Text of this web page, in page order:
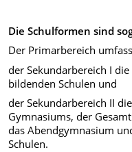
Die Schulformen sind
Der Primarbereich
der Sekundarbereich I
bildenden Schulen und
der Sekundarbereich II
Gymnasiums, der
das Abendgymnasium
Schulen.